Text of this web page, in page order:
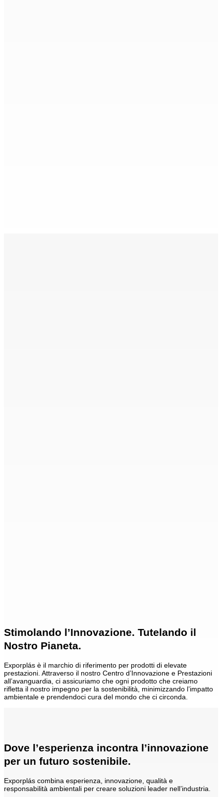
Stimolando l’Innovazione. Tutelando il
Nostro Pianeta.
Exporplás è il marchio di riferimento per prodotti di elevate
prestazioni. Attraverso il nostro Centro d’Innovazione e Prestazioni
all’avanguardia, ci assicuriamo che ogni prodotto che creiamo
rifletta il nostro impegno per la sostenibilità, minimizzando l’impatto
ambientale e prendendoci cura del mondo che ci circonda.
Dove l’esperienza incontra l’innovazione
per un futuro sostenibile.
Exporplás combina esperienza, innovazione, qualità e
responsabilità ambientali per creare soluzioni leader nell’industria.